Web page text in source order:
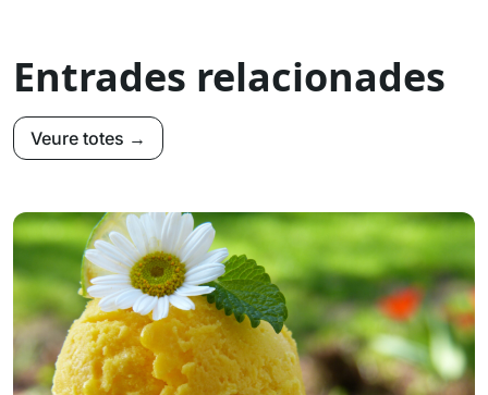
Entrades relacionades
Veure totes →